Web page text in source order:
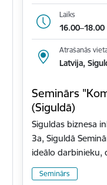
Laiks
16.00–18.00
Atrašanās
Latvija,
Seminārs
(Siguldā)
Siguldas biznesa
3a, Siguldā
ideālo darbinieku,
Seminārs